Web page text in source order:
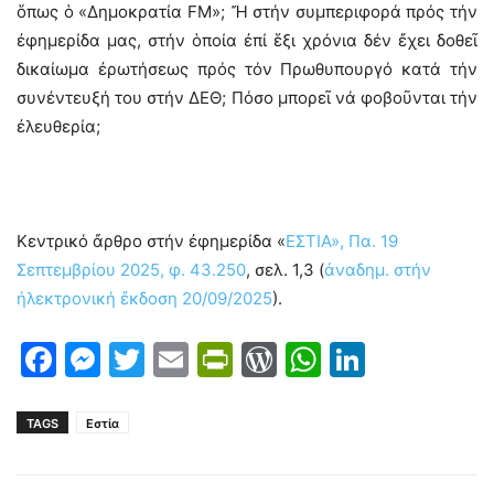
ὅπως ὁ «Δημοκρατία FM»; Ἤ στήν συμπεριφορά πρός τήν
ἐφημερίδα μας, στήν ὁποία ἐπί ἕξι χρόνια δέν ἔχει δοθεῖ
δικαίωμα ἐρωτήσεως πρός τόν Πρωθυπουργό κατά τήν
συνέντευξή του στήν ΔΕΘ; Πόσο μπορεῖ νά φοβοῦνται τήν
ἐλευθερία;
Κεντρικό ἄρθρο στήν ἐφημερίδα «ΕΣΤΙΑ», Πα. 19
Σεπτεμβρίου 2025, φ. 43.250, σελ. 1,3 (ἀναδημ. στήν
ἠλεκτρονική ἔκδοση 20/09/2025).
Facebook
Messenger
Twitter
EmailPrintFriendly
WordPress
WhatsApp
TAGS Εστία